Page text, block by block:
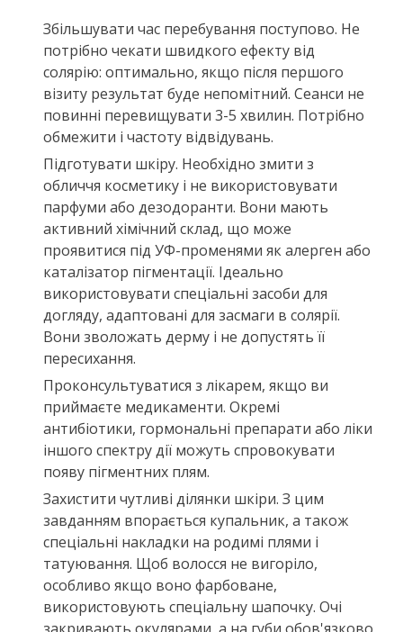
Збільшувати час перебування поступово. Не
потрібно чекати швидкого ефекту від
солярію: оптимально, якщо після першого
візиту результат буде непомітний. Сеанси не
повинні перевищувати 3-5 хвилин. Потрібно
обмежити і частоту відвідувань.
Підготувати шкіру. Необхідно змити з
обличчя косметику і не використовувати
парфуми або дезодоранти. Вони мають
активний хімічний склад, що може
проявитися під УФ-променями як алерген або
каталізатор пігментації. Ідеально
використовувати спеціальні засоби для
догляду, адаптовані для засмаги в солярії.
Вони зволожать дерму і не допустять її
пересихання.
Проконсультуватися з лікарем, якщо ви
приймаєте медикаменти. Окремі
антибіотики, гормональні препарати або ліки
іншого спектру дії можуть спровокувати
появу пігментних плям.
Захистити чутливі ділянки шкіри. З цим
завданням впорається купальник, а також
спеціальні накладки на родимі плями і
татуювання. Щоб волосся не вигоріло,
особливо якщо воно фарбоване,
використовують спеціальну шапочку. Очі
закривають окулярами, а на губи обов'язково